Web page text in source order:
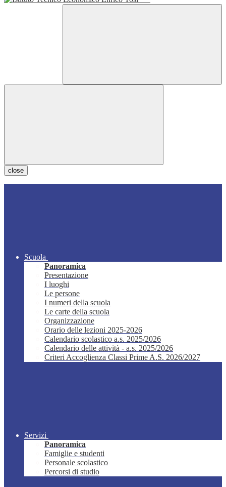
close
Scuola
Panoramica
Presentazione
I luoghi
Le persone
I numeri della scuola
Le carte della scuola
Organizzazione
Orario delle lezioni 2025-2026
Calendario scolastico a.s. 2025/2026
Calendario delle attività - a.s. 2025/2026
Criteri Accoglienza Classi Prime A.S. 2026/2027
Servizi
Panoramica
Famiglie e studenti
Personale scolastico
Percorsi di studio